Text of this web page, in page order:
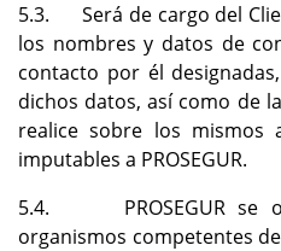
5.3. Será de cargo del
los nombres y datos de
contacto por él
dichos datos, así como de
realice sobre los mismos
imputables a PROSEGUR.
5.4. PROSEGUR se
organismos competentes